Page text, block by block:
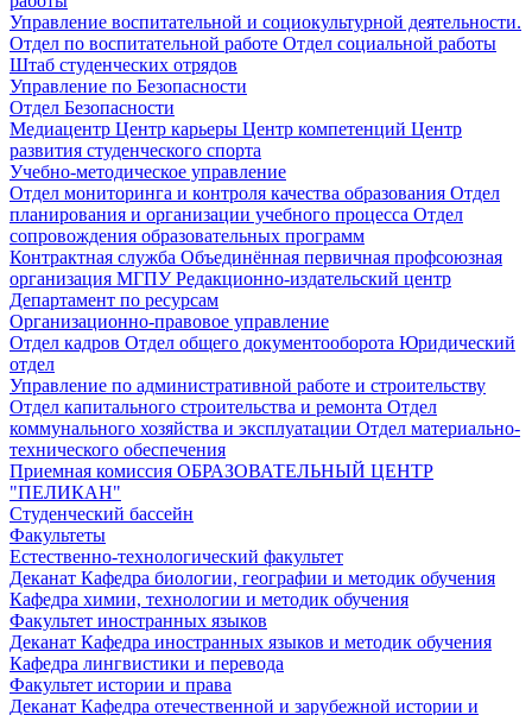
Управление воспитательной и социокультурной деятельности.
Отдел по воспитательной работе Отдел социальной работы
Штаб студенческих отрядов
Управление по Безопасности
Отдел Безопасности
Медиацентр Центр карьеры Центр компетенций Центр
развития студенческого спорта
Учебно-методическое управление
Отдел мониторинга и контроля качества образования Отдел
планирования и организации учебного процесса Отдел
сопровождения образовательных программ
Контрактная служба Объединённая первичная профсоюзная
организация МГПУРедакционно-издательский центр
Департамент по ресурсам
Организационно-правовое управление
Отдел кадров Отдел общего документооборота Юридический
отдел
Управление по административной работе и строительству
Отдел капитального строительства и ремонта Отдел
коммунального хозяйства и эксплуатации Отдел материально-
технического обеспечения
Приемная комиссия ОБРАЗОВАТЕЛЬНЫЙ ЦЕНТР
"ПЕЛИКАН"
Студенческий бассейн
Факультеты
Естественно-технологический факультет
Деканат Кафедра биологии, географии и методик обучения
Кафедра химии, технологии и методик обучения
Факультет иностранных языков
Деканат Кафедра иностранных языков и методик обучения
Кафедра лингвистики и перевода
Факультет истории и права
Деканат Кафедра отечественной и зарубежной истории и